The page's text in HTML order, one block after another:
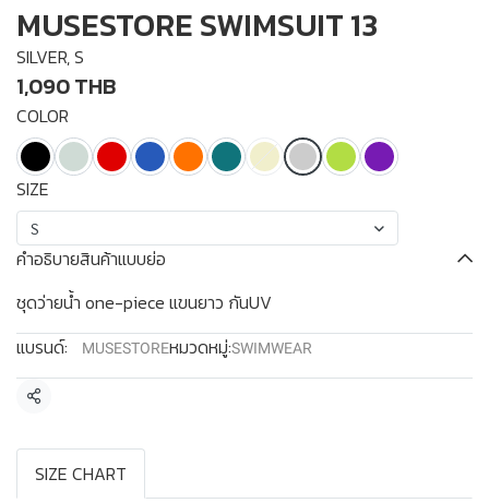
MUSESTORE SWIMSUIT 13
SILVER, S
1,090 THB
COLOR
SIZE
S
คำอธิบายสินค้าแบบย่อ
ชุดว่ายน้ำ one-piece แขนยาว กันUV
แบรนด์:
MUSESTOREหมวดหมู่:SWIMWEAR
แชร์
SIZE CHART